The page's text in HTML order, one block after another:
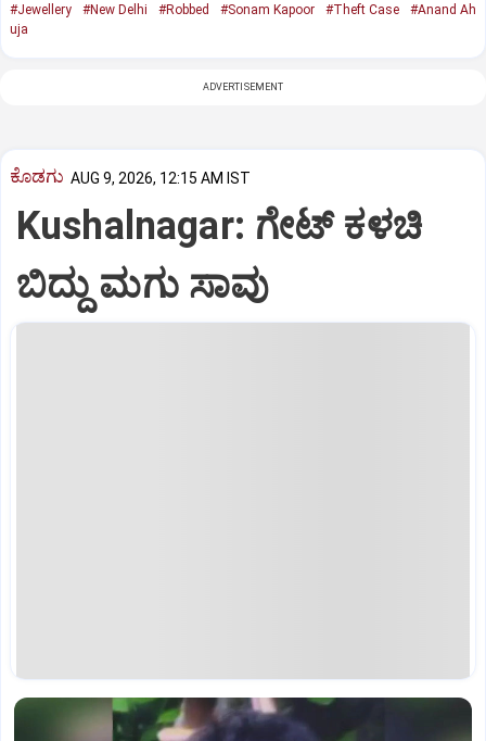
#Jewellery #New Delhi #Robbed #Sonam Kapoor #Theft Case
#Anand Ah
uja
ADVERTISEMENT
ಕೊಡಗು AUG 9, 2026, 12:15 AM IST
Kushalnagar: ಗೇಟ್ ಕಳಚಿ
ಬಿದ್ದು ಮಗು ಸಾವು